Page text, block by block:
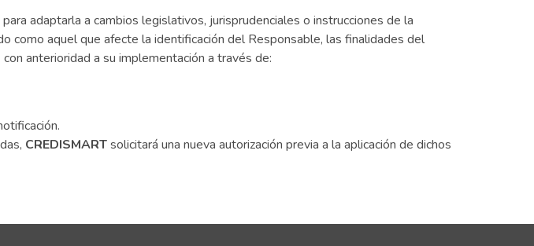
adaptarla a cambios legislativos, jurisprudenciales o instrucciones de la
como aquel que afecte la identificación del Responsable, las finalidades del
anterioridad a su implementación a través de:
CREDISMARTsolicitará una nueva autorización previa a la aplicación de dichos